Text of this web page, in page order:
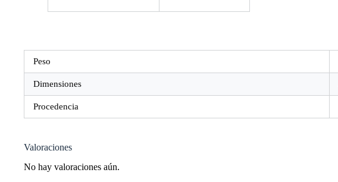
Peso
Dimensiones
Procedencia
Valoraciones
No hay valoraciones aún.